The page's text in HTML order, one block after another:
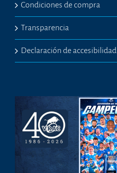
Condiciones de compra
Transparencia
Declaración de accesibilidad